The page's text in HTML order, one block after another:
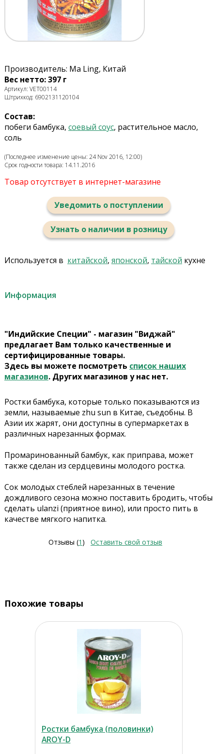
Производитель: Ma Ling, Китай
Вес нетто: 397 г
Артикул: VET00114
Штрихкод: 6902131120104
Состав:
побеги бамбука, соевый соус, растительное масло,
соль
(Последнее изменение цены: 24 Nov 2016, 12:00)
Срок годности товара: 14.11.2016
Товар отсутствует в интернет-магазине
Уведомить о поступлении
Узнать о наличии в розницу
Используется в китайской, японской, тайской кухне
Информация
"Индийские Специи" - магазин "Виджай"
предлагает Вам только качественные и
сертифицированные товары.
Здесь вы можете посмотреть список наших
магазинов. Других магазинов у нас нет.
Ростки бамбука, которые только показываются из
земли, называемые zhu sun в Китае, съедобны. В
Азии их жарят, они доступны в супермаркетах в
различных нарезанных формах.
Промаринованный бамбук, как приправа, может
также сделан из сердцевины молодого ростка.
Сок молодых стеблей нарезанных в течение
дождливого сезона можно поставить бродить, чтобы
сделать ulanzi (приятное вино), или просто пить в
качестве мягкого напитка.
Отзывы (1 ) Оставить свой отзыв
Похожие товары
Ростки бамбука (половинки)
AROY-D